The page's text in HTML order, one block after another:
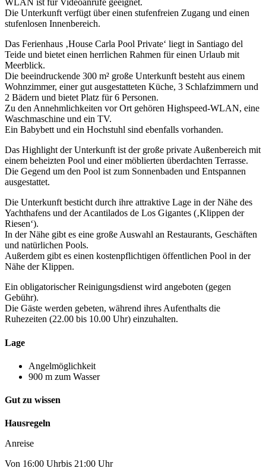
WLAN ist für Videoanrufe geeignet.
Die Unterkunft verfügt über einen stufenfreien Zugang und einen
stufenlosen Innenbereich.
Das Ferienhaus ‚House Carla Pool Private‘ liegt in Santiago del
Teide und bietet einen herrlichen Rahmen für einen Urlaub mit
Meerblick.
Die beeindruckende 300 m² große Unterkunft besteht aus einem
Wohnzimmer, einer gut ausgestatteten Küche, 3 Schlafzimmern und
2 Bädern und bietet Platz für 6 Personen.
Zu den Annehmlichkeiten vor Ort gehören Highspeed-WLAN, eine
Waschmaschine und ein TV.
Ein Babybett und ein Hochstuhl sind ebenfalls vorhanden.
Das Highlight der Unterkunft ist der große private Außenbereich mit
einem beheizten Pool und einer möblierten überdachten Terrasse.
Die Gegend um den Pool ist zum Sonnenbaden und Entspannen
ausgestattet.
Die Unterkunft besticht durch ihre attraktive Lage in der Nähe des
Yachthafens und der Acantilados de Los Gigantes (‚Klippen der
Riesen‘).
In der Nähe gibt es eine große Auswahl an Restaurants, Geschäften
und natürlichen Pools.
Außerdem gibt es einen kostenpflichtigen öffentlichen Pool in der
Nähe der Klippen.
Ein obligatorischer Reinigungsdienst wird angeboten (gegen
Gebühr).
Die Gäste werden gebeten, während ihres Aufenthalts die
Ruhezeiten (22.00 bis 10.00 Uhr) einzuhalten.
Lage
Angelmöglichkeit
900 m zum Wasser
Gut zu wissen
Hausregeln
Anreise
Von 16:00 Uhrbis 21:00 Uhr